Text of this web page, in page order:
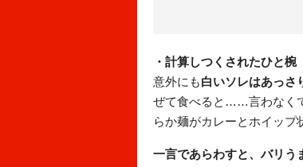
・計算しつくされたひと椀
意外にも白いソレはあっさ
ぜて食べると……言わなく
らか麺がカレーとホイッ
一言であらわすと、バリう